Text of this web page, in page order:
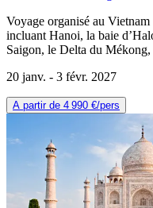
Voyage organisé au
incluant Hanoi, la baie
Saigon, le Delta du
20 janv. - 3 févr. 2027
A partir de 4 990 €/pers